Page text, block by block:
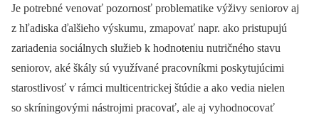
Je potrebné venovať pozornosť problematike výživy seniorov aj
z hľadiska ďalšieho výskumu, zmapovať napr. ako pristupujú
zariadenia sociálnych služieb k hodnoteniu nutričného stavu
seniorov, aké škály sú využívané pracovníkmi poskytujúcimi
starostlivosť v rámci multicentrickej štúdie a ako vedia nielen
so skríningovými nástrojmi pracovať, ale aj vyhodnocovať